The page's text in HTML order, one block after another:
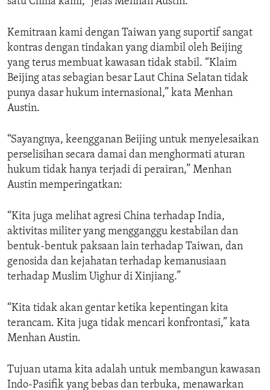
Kemitraan kami dengan Taiwan yang suportif sangat
kontras dengan tindakan yang diambil oleh Beijing
yang terus membuat kawasan tidak stabil. “Klaim
Beijing atas sebagian besar Laut China Selatan tidak
punya dasar hukum internasional,” kata Menhan
Austin.
“Sayangnya, keengganan Beijing untuk menyelesaikan
perselisihan secara damai dan menghormati aturan
hukum tidak hanya terjadi di perairan,” Menhan
Austin memperingatkan:
“Kita juga melihat agresi China terhadap India,
aktivitas militer yang mengganggu kestabilan dan
bentuk-bentuk paksaan lain terhadap Taiwan, dan
genosida dan kejahatan terhadap kemanusiaan
terhadap Muslim Uighur di Xinjiang.”
“Kita tidak akan gentar ketika kepentingan kita
terancam. Kita juga tidak mencari konfrontasi,” kata
Menhan Austin.
Tujuan utama kita adalah untuk membangun kawasan
Indo-Pasifik yang bebas dan terbuka, menawarkan